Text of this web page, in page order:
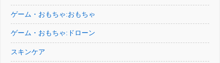
ゲーム・おもちゃ:おもちゃ
ゲーム・おもちゃ:ドローン
スキンケア